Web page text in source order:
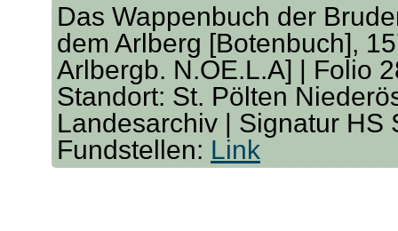
Das Wappenbuch der
dem Arlberg [Botenbuch],
Arlbergb. N.OE.L.A] | Folio
Standort: St. Pölten
Landesarchiv | Signatur HS
Fundstellen: Link